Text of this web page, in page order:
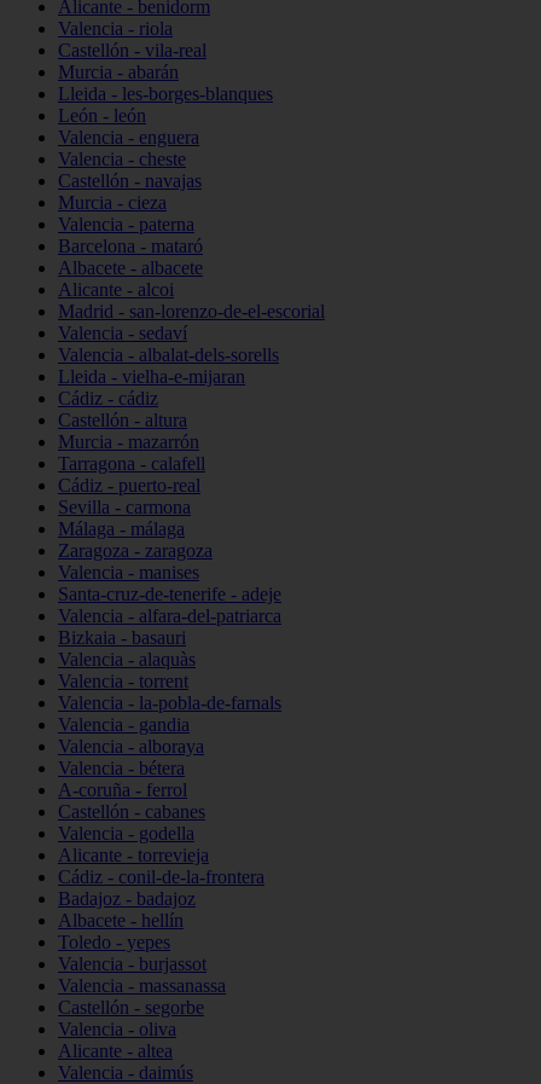
Alicante - benidorm
Valencia - riola
Castellón - vila-real
Murcia - abarán
Lleida - les-borges-blanques
León - león
Valencia - enguera
Valencia - cheste
Castellón - navajas
Murcia - cieza
Valencia - paterna
Barcelona - mataró
Albacete - albacete
Alicante - alcoi
Madrid - san-lorenzo-de-el-escorial
Valencia - sedaví
Valencia - albalat-dels-sorells
Lleida - vielha-e-mijaran
Cádiz - cádiz
Castellón - altura
Murcia - mazarrón
Tarragona - calafell
Cádiz - puerto-real
Sevilla - carmona
Málaga - málaga
Zaragoza - zaragoza
Valencia - manises
Santa-cruz-de-tenerife - adeje
Valencia - alfara-del-patriarca
Bizkaia - basauri
Valencia - alaquàs
Valencia - torrent
Valencia - la-pobla-de-farnals
Valencia - gandia
Valencia - alboraya
Valencia - bétera
A-coruña - ferrol
Castellón - cabanes
Valencia - godella
Alicante - torrevieja
Cádiz - conil-de-la-frontera
Badajoz - badajoz
Albacete - hellín
Toledo - yepes
Valencia - burjassot
Valencia - massanassa
Castellón - segorbe
Valencia - oliva
Alicante - altea
Valencia - daimús